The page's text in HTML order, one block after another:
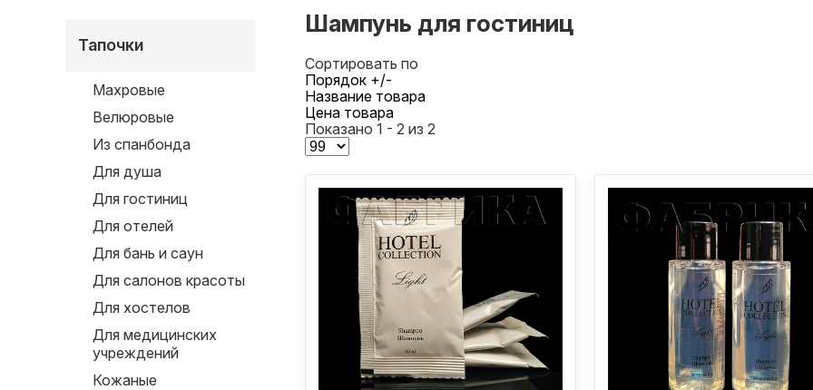
Тапочки
Махровые
Велюровые
Из спанбонда
Для душа
Для гостиниц
Для отелей
Для бань и саун
Для салонов красоты
Для хостелов
Для медицинских
учреждений
Кожаные
Шампунь для гостиниц
Сортировать по
Порядок +/-
Название товара
Цена товара
Показано 1 - 2 из 2